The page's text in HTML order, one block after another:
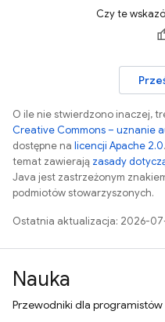
Czy te
O ile nie stwierdzono inaczej,
Creative Commons – uznanie
dostępne na licencji Apache 2.0
temat zawierają zasady
Java jest zastrzeżonym
podmiotów stowarzyszonych.
Ostatnia aktualizacja: 2026-07-
Nauka
Przewodniki dla programistów